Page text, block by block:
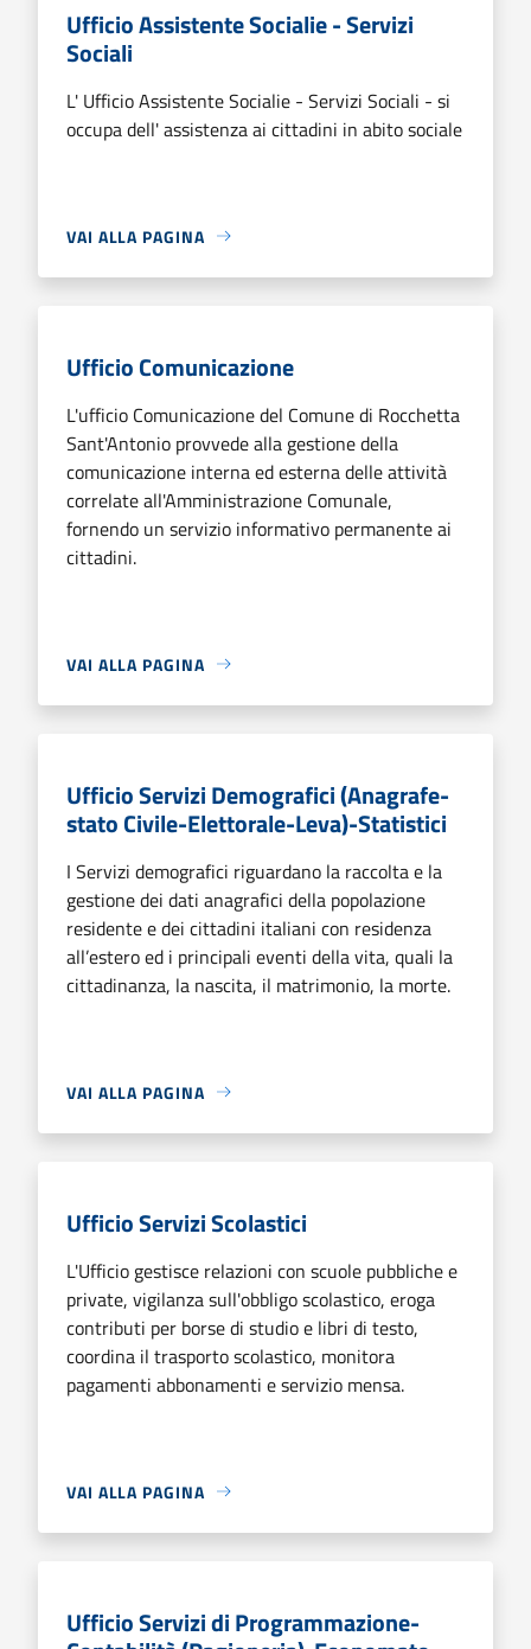
Ufficio Assistente Socialie - Servizi
Sociali
L' Ufficio Assistente Socialie - Servizi Sociali - si
occupa dell' assistenza ai cittadini in abito sociale
VAI ALLA PAGINA
Ufficio Comunicazione
L'ufficio Comunicazione del Comune di Rocchetta
Sant'Antonio provvede alla gestione della
comunicazione interna ed esterna delle attività
correlate all'Amministrazione Comunale,
fornendo un servizio informativo permanente ai
cittadini.
VAI ALLA PAGINA
Ufficio Servizi Demografici (Anagrafe-
stato Civile-Elettorale-Leva)-Statistici
I Servizi demografici riguardano la raccolta e la
gestione dei dati anagrafici della popolazione
residente e dei cittadini italiani con residenza
all’estero ed i principali eventi della vita, quali la
cittadinanza, la nascita, il matrimonio, la morte.
VAI ALLA PAGINA
Ufficio Servizi Scolastici
L'Ufficio gestisce relazioni con scuole pubbliche e
private, vigilanza sull'obbligo scolastico, eroga
contributi per borse di studio e libri di testo,
coordina il trasporto scolastico, monitora
pagamenti abbonamenti e servizio mensa.
VAI ALLA PAGINA
Ufficio Servizi di Programmazione-